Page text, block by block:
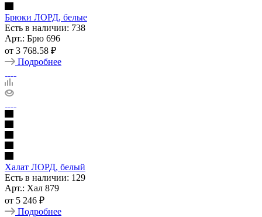
Брюки ЛОРД, белые
Есть в наличии: 738
Арт.: Брю 696
от 3 768.58 ₽
Подробнее
Халат ЛОРД, белый
Есть в наличии: 129
Арт.: Хал 879
от 5 246 ₽
Подробнее